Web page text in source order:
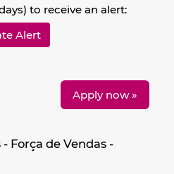
to receive an alert:
Alert
Apply now »
Força de Vendas -